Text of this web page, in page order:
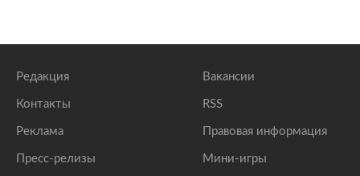
Редакция
Контакты
Реклама
Пресс-релизы
Вакансии
RSS
Правовая информация
Мини-игры